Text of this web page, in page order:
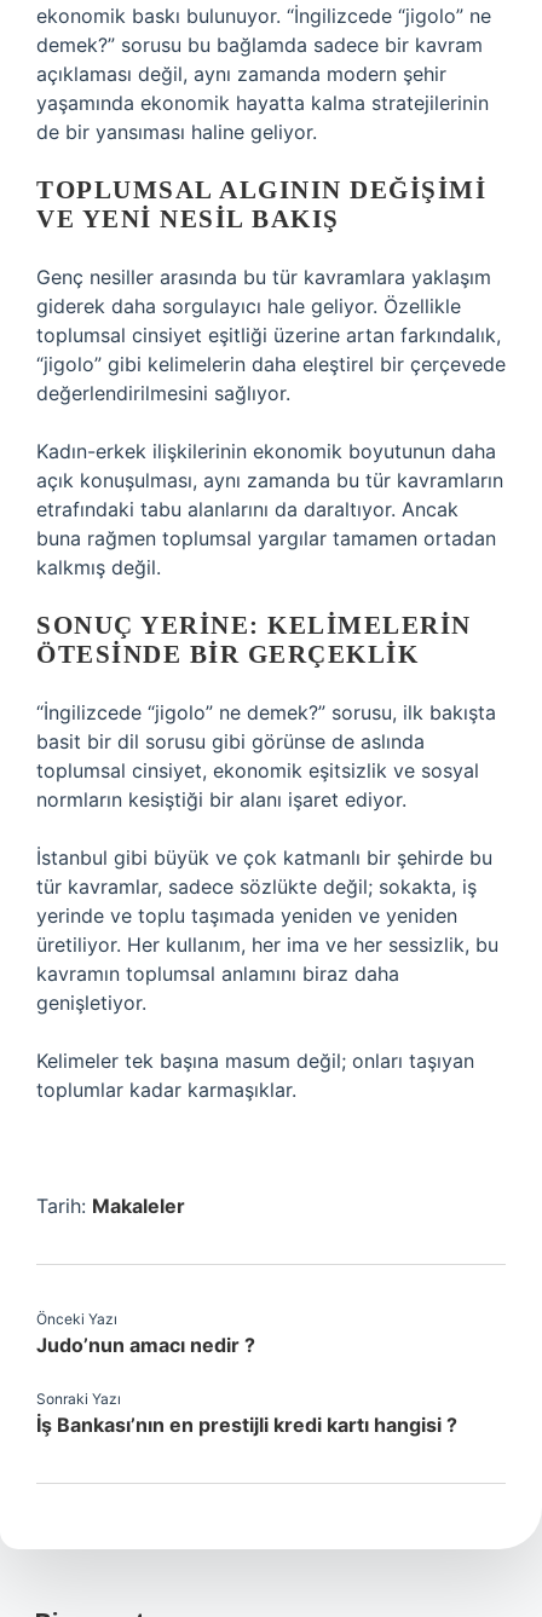
ekonomik baskı bulunuyor. “İngilizcede “jigolo” ne
demek?” sorusu bu bağlamda sadece bir kavram
açıklaması değil, aynı zamanda modern şehir
yaşamında ekonomik hayatta kalma stratejilerinin
de bir yansıması haline geliyor.
TOPLUMSAL ALGININ DEĞIŞIMI
VE YENI NESIL BAKIŞ
Genç nesiller arasında bu tür kavramlara yaklaşım
giderek daha sorgulayıcı hale geliyor. Özellikle
toplumsal cinsiyet eşitliği üzerine artan farkındalık,
“jigolo” gibi kelimelerin daha eleştirel bir çerçevede
değerlendirilmesini sağlıyor.
Kadın-erkek ilişkilerinin ekonomik boyutunun daha
açık konuşulması, aynı zamanda bu tür kavramların
etrafındaki tabu alanlarını da daraltıyor. Ancak
buna rağmen toplumsal yargılar tamamen ortadan
kalkmış değil.
SONUÇ YERINE: KELIMELERIN
ÖTESINDE BIR GERÇEKLIK
“İngilizcede “jigolo” ne demek?” sorusu, ilk bakışta
basit bir dil sorusu gibi görünse de aslında
toplumsal cinsiyet, ekonomik eşitsizlik ve sosyal
normların kesiştiği bir alanı işaret ediyor.
İstanbul gibi büyük ve çok katmanlı bir şehirde bu
tür kavramlar, sadece sözlükte değil; sokakta, iş
yerinde ve toplu taşımada yeniden ve yeniden
üretiliyor. Her kullanım, her ima ve her sessizlik, bu
kavramın toplumsal anlamını biraz daha
genişletiyor.
Kelimeler tek başına masum değil; onları taşıyan
toplumlar kadar karmaşıklar.
Tarih: Makaleler
Önceki Yazı
Judo’nun amacı nedir ?
Sonraki Yazı
İş Bankası’nın en prestijli kredi kartı hangisi ?